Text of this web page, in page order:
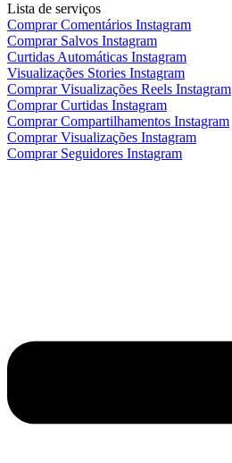
Lista de serviços
Comprar Comentários Instagram
Comprar Salvos Instagram
Curtidas Automáticas Instagram
Visualizações Stories Instagram
Comprar Visualizações Reels Instagram
Comprar Curtidas Instagram
Comprar Compartilhamentos Instagram
Comprar Visualizações Instagram
Comprar Seguidores Instagram